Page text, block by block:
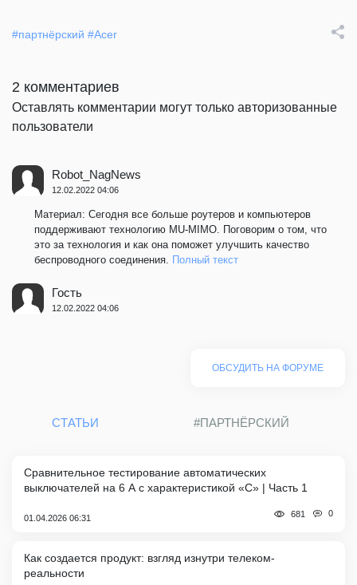
#партнёрский #Acer
2 комментариев
Оставлять комментарии могут только авторизованные
пользователи
Robot_NagNews
12.02.2022 04:06
Материал: Сегодня все больше роутеров и компьютеров
поддерживают технологию MU-MIMO. Поговорим о том, что
это за технология и как она поможет улучшить качество
беспроводного соединения. Полный текст
Гость
12.02.2022 04:06
ОБСУДИТЬ НА ФОРУМЕ
СТАТЬИ #ПАРТНЁРСКИЙ
Сравнительное тестирование автоматических
выключателей на 6 А с характеристикой «C» | Часть 1
01.04.2026 06:31 681 0
Как создается продукт: взгляд изнутри телеком-
реальности